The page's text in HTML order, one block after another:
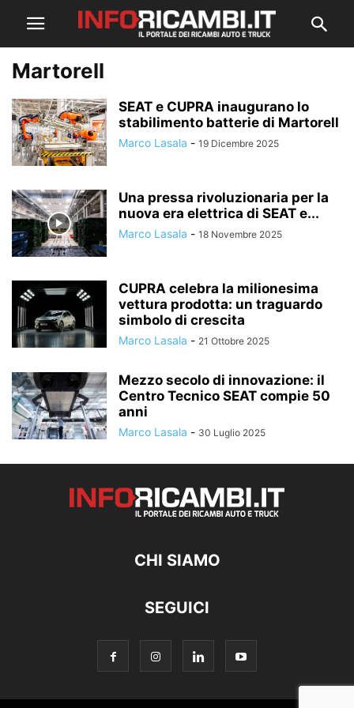
Martorell
SEAT e CUPRA inaugurano lo
stabilimento batterie di Martorell
Marco Lasala - 19 Dicembre 2025
Una pressa rivoluzionaria per la
nuova era elettrica di SEAT e...
Marco Lasala - 18 Novembre 2025
CUPRA celebra la milionesima
vettura prodotta: un traguardo
simbolo di crescita
Marco Lasala - 21 Ottobre 2025
Mezzo secolo di innovazione: il
Centro Tecnico SEAT compie 50
anni
Marco Lasala - 30 Luglio 2025
CHI SIAMO
SEGUICI